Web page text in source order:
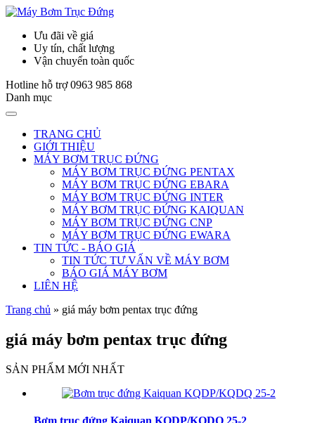
Ưu đãi về giá
Uy tín, chất lượng
Vận chuyển toàn quốc
Hotline hỗ trợ 0963 985 868
Danh mục
TRANG CHỦ
GIỚI THIỆU
MÁY BƠM TRỤC ĐỨNG
MÁY BƠM TRỤC ĐỨNG PENTAX
MÁY BƠM TRỤC ĐỨNG EBARA
MÁY BƠM TRỤC ĐỨNG INTER
MÁY BƠM TRỤC ĐỨNG KAIQUAN
MÁY BƠM TRỤC ĐỨNG CNP
MÁY BƠM TRỤC ĐỨNG EWARA
TIN TỨC - BÁO GIÁ
TIN TỨC TƯ VẤN VỀ MÁY BƠM
BÁO GIÁ MÁY BƠM
LIÊN HỆ
Trang chủ » giá máy bơm pentax trục đứng
giá máy bơm pentax trục đứng
SẢN PHẨM MỚI NHẤT
Bơm trục đứng Kaiquan KQDP/KQDQ 25-2